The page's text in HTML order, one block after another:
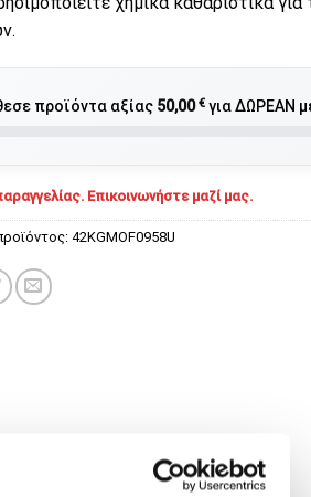
προϊόντα αξίας 50,00€ για ΔΩΡΕΑΝ
Επικοινωνήστε μαζί μας.
42KGMOF0958U